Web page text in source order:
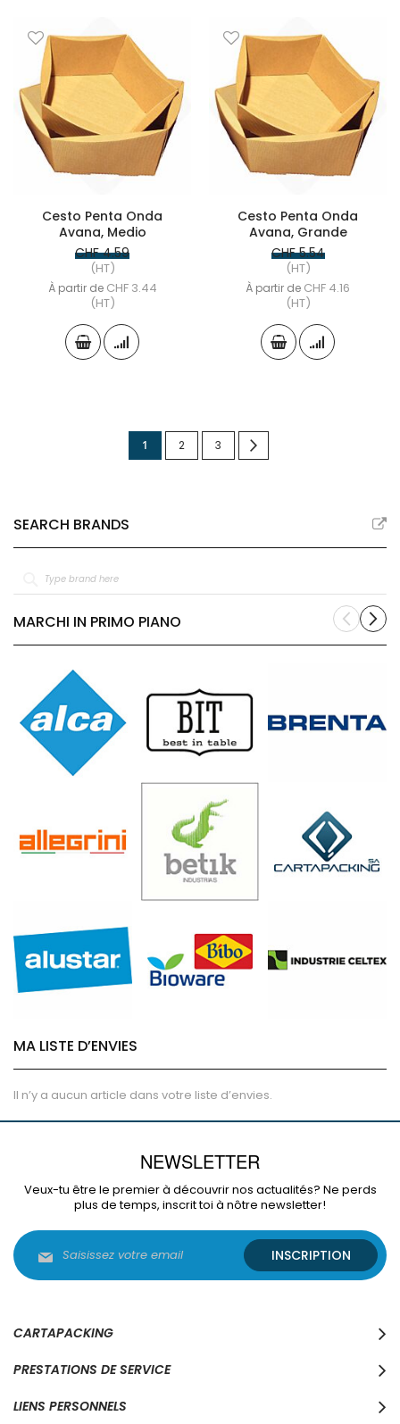
Cesto Penta Onda
Avana, Medio
CHF 4.59
(HT)
À partir de CHF 3.44
(HT)
Cesto Penta Onda
Avana, Grande
CHF 5.54
(HT)
À partir de CHF 4.16
(HT)
Page
Vous
page
1 Page
2 Page
3
SEARCH BRANDS
MARCHI IN PRIMO PIANO
MA LISTE D’ENVIES
Il n’y a aucun article dans votre liste d’envies.
NEWSLETTER
Veux-tu être le premier à découvrir nos actualités? Ne perds
plus de temps, inscrit toi à nôtre newsletter!
à
notre
INSCRIPTION
CARTAPACKING
PRESTATIONS DE SERVICE
LIENS PERSONNELS